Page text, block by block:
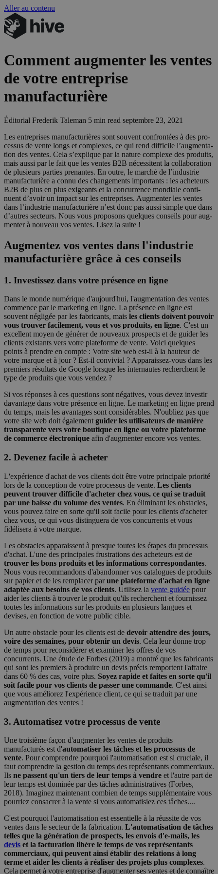
Aller au contenu
Comment augmenter les ventes
de votre entreprise
manufacturière
Éditorial Frederik Taleman 5 min read septembre 23, 2021
Les entre­prises manu­fac­tu­rières sont sou­vent confron­tées à des pro­
ces­sus de vente longs et com­plexes, ce qui rend dif­fi­cile l’aug­men­ta­
tion des ventes. Cela s’ex­plique par la nature com­plexe des pro­duits,
mais aus­si par le fait que les ventes B2B néces­sitent la col­la­bo­ra­tion
de plu­sieurs par­ties pre­nantes. En outre, le mar­ché de l’in­dus­trie
manu­fac­tu­rière a connu des chan­ge­ments impor­tants : les ache­teurs
B2B de plus en plus exi­geants et la concur­rence mon­diale conti­
nuent d’a­voir un impact sur les entre­prises. Aug­men­ter les ventes
dans l’in­dus­trie manu­fac­tu­rière n’est donc pas aus­si simple que dans
d’autres sec­teurs. Nous vous pro­po­sons quelques conseils pour aug­
men­ter à nou­veau vos ventes. Lisez la suite !
Augmentez vos ventes dans l'industrie
manufacturière grâce à ces conseils
1. Investissez dans votre présence en ligne
Dans le monde numérique d'aujourd'hui, l'augmentation des ventes
commence par le marketing en ligne. La présence en ligne est
souvent négligée par les fabricants, mais les clients doivent pouvoir
vous trouver facilement, vous et vos produits, en ligne. C'est un
excellent moyen de générer de nouveaux prospects et de guider les
clients existants vers votre plateforme de vente. Voici quelques
points à prendre en compte : Votre site web est-il à la hauteur de
votre marque et à jour ? Est-il convivial ? Apparaissez-vous dans les
premiers résultats de Google lorsque les internautes recherchent le
type de produits que vous vendez ?
Si vos réponses à ces questions sont négatives, vous devez investir
davantage dans votre présence en ligne. Le marketing en ligne prend
du temps, mais les avantages sont considérables. N'oubliez pas que
votre site web doit égalementguider les utilisateurs de manière
transparente vers votre boutique en ligne ou votre plateforme
de commerce électronique afin d'augmenter encore vos ventes.
2. Devenez facile à acheter
L'expérience d'achat de vos clients doit être votre principale priorité
lors de la conception de votre processus de vente. Les clients
peuvent trouver difficile d'acheter chez vous, ce qui se traduit
par une baisse du volume des ventes. En éliminant les obstacles,
vous pouvez faire en sorte qu'il soit facile pour les clients d'acheter
chez vous, ce qui vous distinguera de vos concurrents et vous
fidélisera à votre marque.
Les obstacles apparaissent à presque toutes les étapes du processus
d'achat. L'une des principales frustrations des acheteurs est de
trouver les bons produits et les informations correspondantes.
Nous vous recommandons d'abandonner vos catalogues de produits
sur papier et de les remplacer parune plateforme d'achat en ligne
adaptée aux besoins de vos clients. Utilisez la vente guidée pour
aider les clients à trouver le produit qu'ils recherchent et fournissez
toutes les informations sur les produits en plusieurs langues et
devises, en fonction de votre public cible.
Un autre obstacle pour les clients est de devoir attendre des jours,
voire des semaines, pour obtenir un devis. Cela leur donne trop
de temps pour reconsidérer et examiner les offres de vos
concurrents. Une étude de Forbes (2019) a montré que les fabricants
qui sont les premiers à produire un devis précis remportent l'affaire
dans 60 % des cas, voire plus. Soyez rapide et faites en sorte qu'il
soit facile pour vos clients de passer une commande. C'est ainsi
que vous améliorez l'expérience client, ce qui se traduit par une
augmentation des ventes !
3. Automatisez votre processus de vente
Une troisième façon d'augmenter les ventes de produits
manufacturés est d'automatiser les tâches et les processus de
vente. Pour comprendre pourquoi l'automatisation est si cruciale, il
faut comprendre la gestion du temps des représentants commerciaux.
Ils ne passent qu'un tiers de leur temps à vendre et l'autre part de
leur temps est dominée par des tâches administratives (Forbes,
2018). Imaginez maintenant combien de temps supplémentaire vous
pourriez consacrer à la vente si vous automatisiez ces tâches....
C'est pourquoi l'automatisation est essentielle à la réussite de vos
ventes dans le secteur de la fabrication. L'automatisation de tâches
telles que la génération de prospects, les envois d'e-mails, les
devis et la facturation libère le temps de vos représentants
commerciaux, qui peuvent ainsi établir des relations à long
terme et aider les clients à réaliser des projets plus complexes.
Cela permet à votre entreprise d'augmenter ses ventes et de connaître